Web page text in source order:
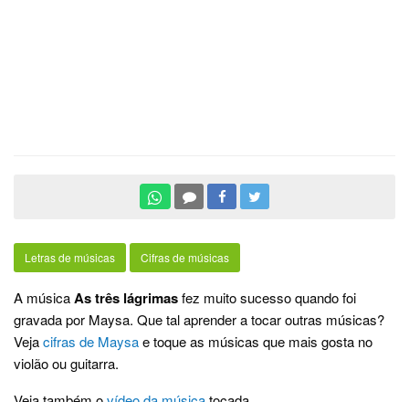
Letras de músicas Cifras de músicas
A músicaAs três lágrimasfez muito sucesso quando foi
gravada por Maysa. Que tal aprender a tocar outras músicas?
Vejacifras de Maysae toque as músicas que mais gosta no
violão ou guitarra.